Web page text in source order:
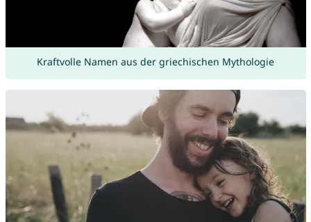
Kraftvolle Namen aus der griechischen Mythologie